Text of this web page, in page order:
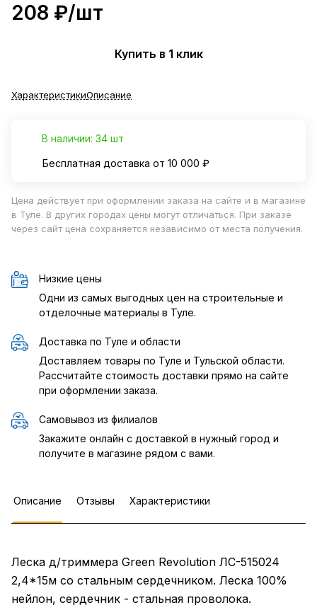
208 ₽/шт
Купить в 1 клик
ХарактеристикиОписание
В наличии: 34 шт
Бесплатная доставка от 10 000 ₽
Цена действует при оформлении заказа на сайте и в магазине
в Туле. В других городах цены могут отличаться. При заказе
через сайт цена сохраняется независимо от места получения.
Низкие цены
Одни из самых выгодных цен на строительные и
отделочные материалы в Туле.
Доставка по Туле и области
Доставляем товары по Туле и Тульской области.
Рассчитайте стоимость доставки прямо на сайте
при оформлении заказа.
Самовывоз из филиалов
Закажите онлайн с доставкой в нужный город и
получите в магазине рядом с вами.
Описание Отзывы Характеристики
Леска д/триммера Green Revolution ЛС-515024
2,4*15м со стальным сердечником. Леска 100%
нейлон, сердечник - стальная проволока.